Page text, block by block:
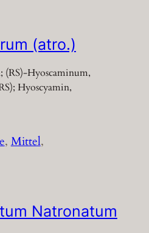
(atro.)
Hyoscaminum,
Hyoscyamin,
, Mittel
Natronatum